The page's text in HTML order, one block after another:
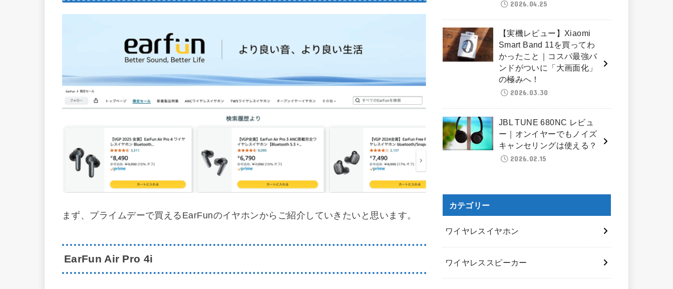
まず、プライムデーで買えるEarFunのイヤホンからご紹介していきたいと思います。
EarFun Air Pro 4i
2026.04.25
【実機レビュー】Xiaomi
Smart Band 11を買ってわ
かったこと｜コスパ最強バ
ンドがついに「大画面化」
の極みへ！
2026.03.30
JBL TUNE 680NC レビュ
ー｜オンイヤーでもノイズ
キャンセリングは使える？
2026.02.15
カテゴリー
ワイヤレスイヤホン
ワイヤレススピーカー